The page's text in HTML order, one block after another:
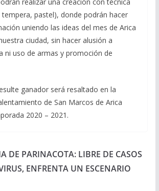
tempera, pastel), donde podrán hacer
uniendo las ideas del mes de Arica
ciudad, sin hacer alusión a
ni uso de armas y promoción de
ganador será resaltado en la
de San Marcos de Arica
2020 – 2021.
DE PARINACOTA: LIBRE DE CASOS
ENFRENTA UN ESCENARIO